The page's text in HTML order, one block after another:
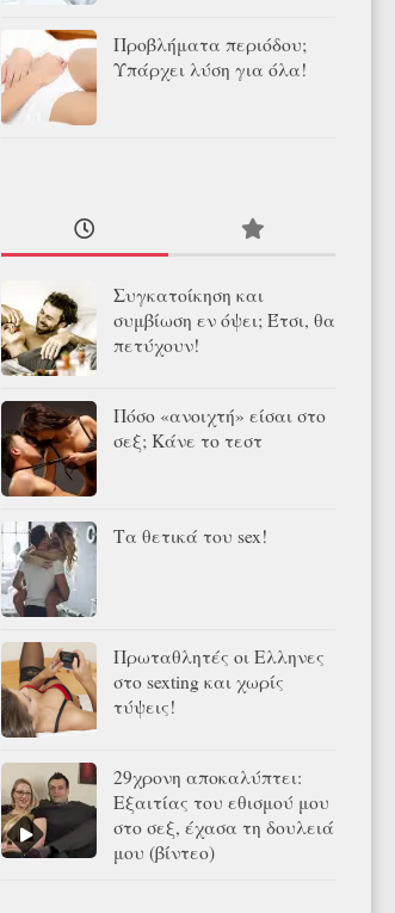
Προβλήματα περιόδου;
Υπάρχει λύση για όλα!
Συγκατοίκηση και
συμβίωση εν όψει; Έτσι, θα
πετύχουν!
Πόσο «ανοιχτή» είσαι στο
σεξ; Κάνε το τεστ
Τα θετικά του sex!
Πρωταθλητές οι Ελληνες
στο sexting και χωρίς
τύψεις!
29χρονη αποκαλύπτει:
Εξαιτίας του εθισμού μου
στο σεξ, έχασα τη δουλειά
μου (βίντεο)